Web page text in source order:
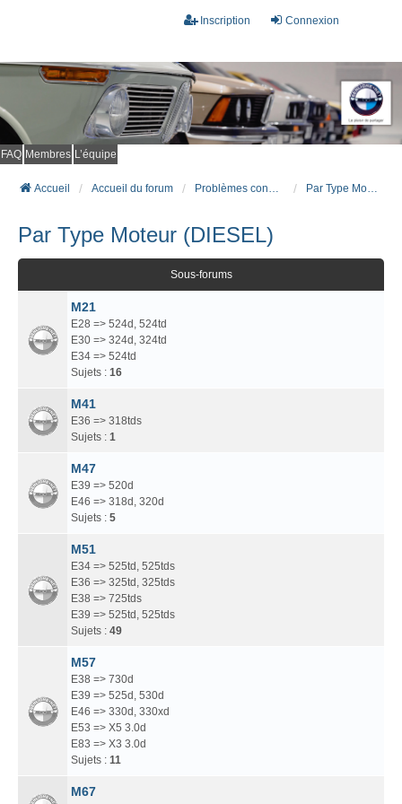
Connexion
Inscription
FAQ Membres L’équipe
Accueil Accueil du forum Problèmes connus et résolus (FAQ) Par Type Moteur (DIESEL)
Par Type Moteur (DIESEL)
Sous-forums
M21
E28 => 524d, 524td
E30 => 324d, 324td
E34 => 524td
Sujets : 16
M41
E36 => 318tds
Sujets : 1
M47
E39 => 520d
E46 => 318d, 320d
Sujets : 5
M51
E34 => 525td, 525tds
E36 => 325td, 325tds
E38 => 725tds
E39 => 525td, 525tds
Sujets : 49
M57
E38 => 730d
E39 => 525d, 530d
E46 => 330d, 330xd
E53 => X5 3.0d
E83 => X3 3.0d
Sujets : 11
M67